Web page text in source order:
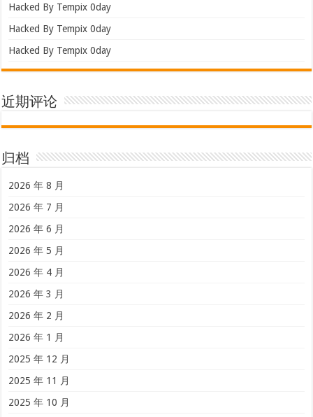
Hacked By Tempix 0day
Hacked By Tempix 0day
Hacked By Tempix 0day
近期评论
归档
2026 年 8 月
2026 年 7 月
2026 年 6 月
2026 年 5 月
2026 年 4 月
2026 年 3 月
2026 年 2 月
2026 年 1 月
2025 年 12 月
2025 年 11 月
2025 年 10 月